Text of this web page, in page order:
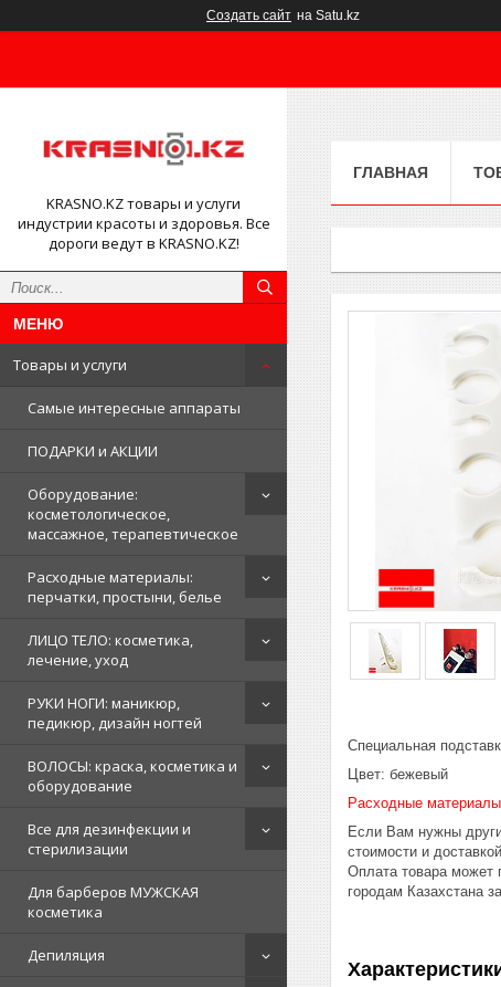
Создать сайт на Satu.kz
KRASNO.KZ товары и услуги
индустрии красоты и здоровья. Все
дороги ведут в KRASNO.KZ!
Товары и услуги
Самые интересные аппараты
ПОДАРКИ и АКЦИИ
Оборудование:
косметологическое,
массажное, терапевтическое
Расходные материалы:
перчатки, простыни, белье
ЛИЦО ТЕЛО: косметика,
лечение, уход
РУКИ НОГИ: маникюр,
педикюр, дизайн ногтей
ВОЛОСЫ: краска, косметика и
оборудование
Все для дезинфекции и
стерилизации
Для барберов МУЖСКАЯ
косметика
Депиляция
ГЛАВНАЯ
Специальная
Цвет: бежевый
Расходные материалы
Если Вам нужны
стоимости и
Оплата товара может
городам Казахстана